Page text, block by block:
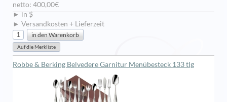
netto: 400,00€
► in $
► Versandkosten + Lieferzeit
Robbe & Berking Belvedere Garnitur Menübesteck 133 tlg